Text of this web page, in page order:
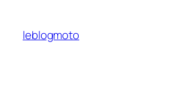
contenu
leblogmoto